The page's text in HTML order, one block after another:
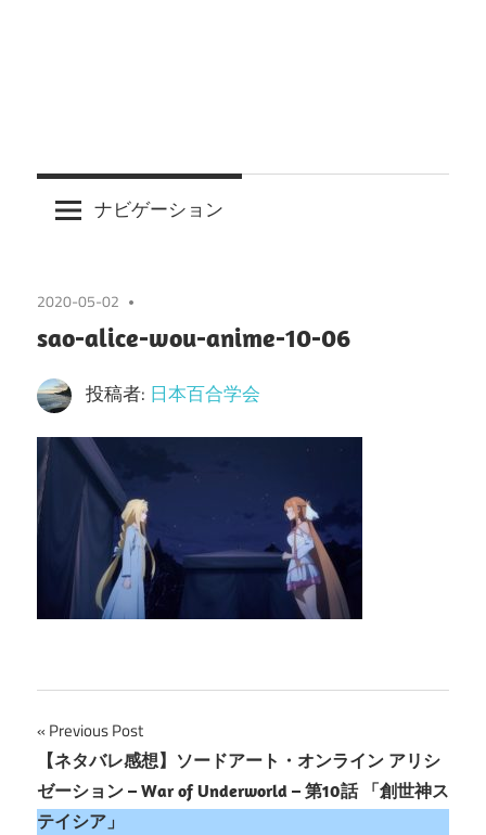
ナビゲーション
2020-05-02
sao-alice-wou-anime-10-06
投稿者: 日本百合学会
投
稿
ナ
Previous Post
【ネタバレ感想】ソードアート・オンライン アリシ
ゼーション – War of Underworld – 第10話 「創世神ス
テイシア」